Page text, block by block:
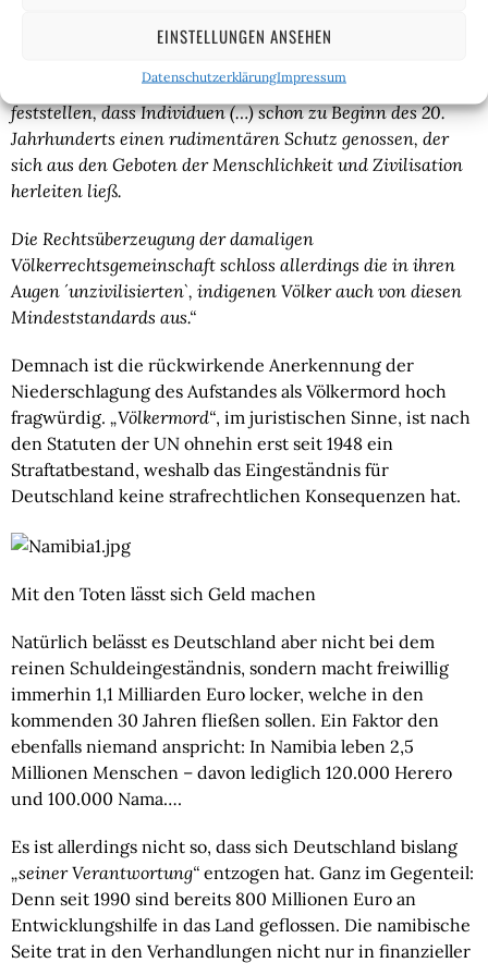
EINSTELLUNGEN ANSEHEN
DatenschutzerklärungImpressum
Bundestages zu folgendem Ergebnis:
„Im Hinblick auf das Völkergewohnheitsrecht lässt sich
feststellen, dass Individuen (…) schon zu Beginn des 20.
Jahrhunderts einen rudimentären Schutz genossen, der
sich aus den Geboten der Menschlichkeit und Zivilisation
herleiten ließ.
Die Rechtsüberzeugung der damaligen
Völkerrechtsgemeinschaft schloss allerdings die in ihren
Augen ´unzivilisierten`, indigenen Völker auch von diesen
Mindeststandards aus.“
Demnach ist die rückwirkende Anerkennung der
Niederschlagung des Aufstandes als Völkermord hoch
fragwürdig. „Völkermord“, im juristischen Sinne, ist nach
den Statuten der UN ohnehin erst seit 1948 ein
Straftatbestand, weshalb das Eingeständnis für
Deutschland keine strafrechtlichen Konsequenzen hat.
Mit den Toten lässt sich Geld machen
Natürlich belässt es Deutschland aber nicht bei dem
reinen Schuldeingeständnis, sondern macht freiwillig
immerhin 1,1 Milliarden Euro locker, welche in den
kommenden 30 Jahren fließen sollen. Ein Faktor den
ebenfalls niemand anspricht: In Namibia leben 2,5
Millionen Menschen – davon lediglich 120.000 Herero
und 100.000 Nama….
„seiner Verantwortung“ entzogen hat. Ganz im Gegenteil:
Denn seit 1990 sind bereits 800 Millionen Euro an
Entwicklungshilfe in das Land geflossen. Die namibische
Seite trat in den Verhandlungen nicht nur in finanzieller